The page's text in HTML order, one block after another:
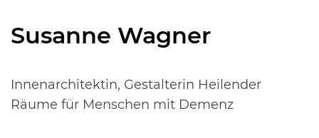
Susanne Wagner
Innenarchitektin, Gestalterin Heilender
Räume für Menschen mit Demenz